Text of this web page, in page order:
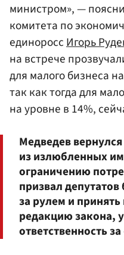
министром», —
комитета по
единороссИгорь
на встрече
для малого бизнеса
так как тогда для
на уровне в 14%,
Медведев
из излюбленных
ограничению
призвал
за рулем и
редакцию закона,
ответственность